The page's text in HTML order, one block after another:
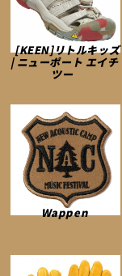
[KEEN]リトルキッズ
| ニューポート エイチ
ツー
Wappen